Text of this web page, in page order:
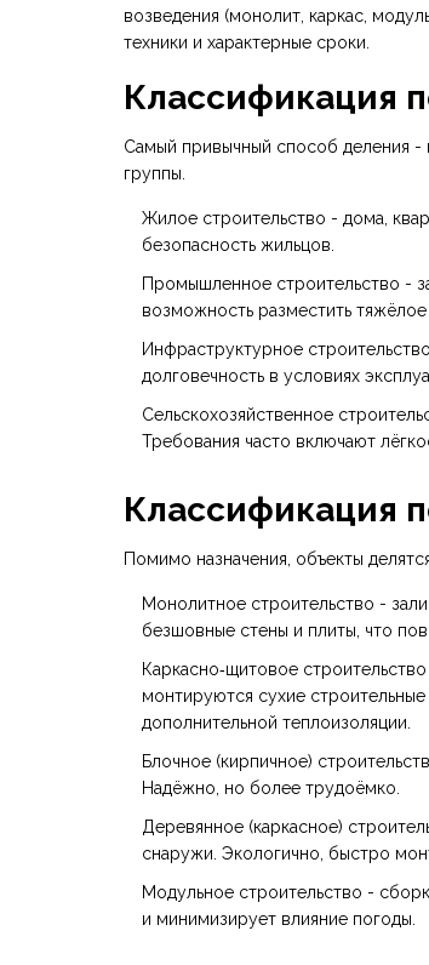
возведения (монолит, каркас,
техники и характерные сроки.
Классификация
Самый привычный способ деления -
группы.
Жилое строительство - дома,
безопасность жильцов.
Промышленное строительство -
возможность разместить
Инфраструктурное строительство
долговечность в условиях
Сельскохозяйственное
Требования часто включают
Классификация
Помимо назначения, объекты
Монолитное строительство -
безшовные стены и плиты, что
Каркасно‑щитовое строительство
монтируются сухие
дополнительной теплоизоляции.
Блочное (кирпичное)
Надёжно, но более трудоёмко.
Деревянное (каркасное)
снаружи. Экологично, быстро
Модульное строительство -
и минимизирует влияние погоды.